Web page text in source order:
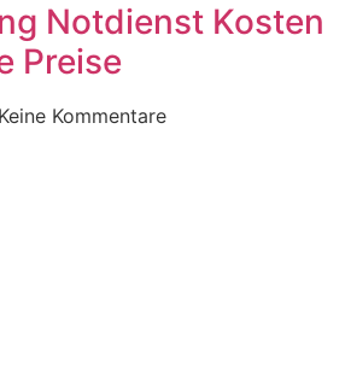
Notdienst Kosten
Preise
Keine Kommentare